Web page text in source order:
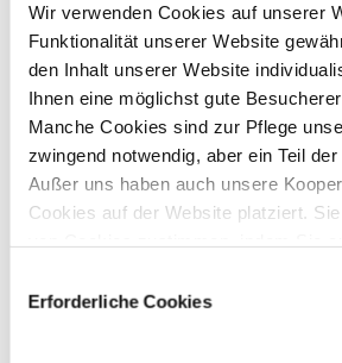
Wir verwenden Cookies auf unserer
Funktionalität unserer Website
den Inhalt unserer Website
Ihnen eine möglichst gute
Manche Cookies sind zur Pflege
zwingend notwendig, aber ein Teil
Außer uns haben auch unsere
Cookies auf der Website platziert.
über den Link „Cookie-Einstellungen
Erforderliche Cookies
Material